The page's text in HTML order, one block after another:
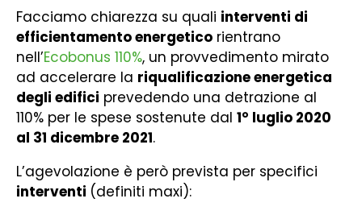
Facciamo chiarezza su quali interventi di
efficientamento energetico rientrano
nell’Ecobonus 110%, un provvedimento mirato
ad accelerare la riqualificazione energetica
degli edifici prevedendo una detrazione al
110% per le spese sostenute dal 1° luglio 2020
al 31 dicembre 2021.
L’agevolazione è però prevista per specifici
interventi (definiti maxi):